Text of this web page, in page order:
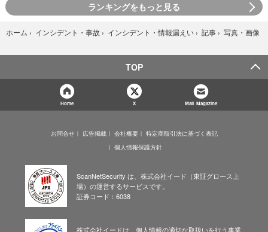
ランキングをもっと見る
ホーム › インシデント・事故 › インシデント・情報漏えい › 記事 › 写真・画像
TOP
Home X Mail Magazine
お問合せ 広告掲載 会社概要
特定商取引法に基づく表記
個人情報保護方針
ScanNetSecurity は、株式会社イード（東証グロース上
場）の運営するサービスです。
証券コード：6038
株式会社イードは、個人情報の適切な取扱いを行う事業